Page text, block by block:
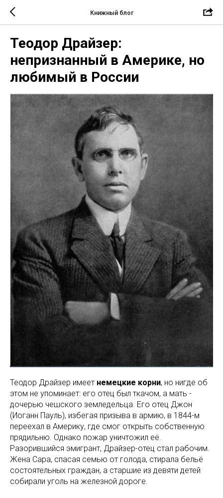
Книжный блог
Теодор Драйзер:
непризнанный в Америке, но
любимый в России
Теодор Драйзер имеет немецкие корни, но нигде об
этом не упоминает: его отец был ткачом, а мать -
дочерью чешского земледельца. Его отец Джон
(Иоганн Пауль), избегая призыва в армию, в 1844-м
переехал в Америку, где смог открыть собственную
прядильню. Однако пожар уничтожил её.
Разорившийся эмигрант, Драйзер-отец стал рабочим.
Жена Сара, спасая семью от голода, стирала бельё
состоятельных граждан, а старшие из девяти детей
собирали уголь на железной дороге.